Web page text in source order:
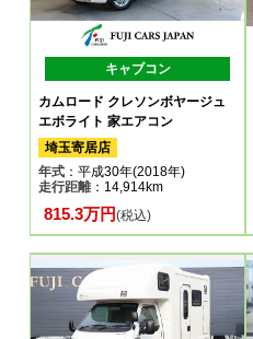
キャブコン
カムロード クレソンボヤージュ
エボライト 家エアコン
埼玉寄居店
年式 ：平成30年(2018年)
走行距離：14,914km
815.3万円(税込)